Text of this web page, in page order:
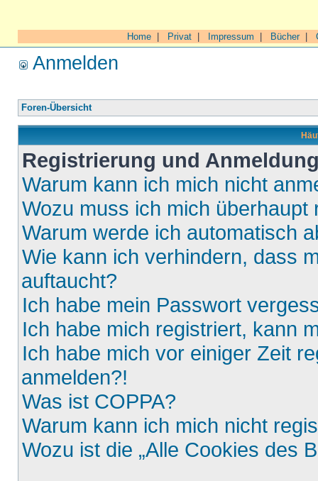
Home Privat Impressum Bücher|
Anmelden
Foren-Übersicht
Registrierung und
Warum kann ich mich nicht
Wozu muss ich mich überhaupt
Warum werde ich automatisch
Wie kann ich verhindern, dass
auftaucht?
Ich habe mein Passwort
Ich habe mich registriert, kann
Ich habe mich vor einiger Zeit
anmelden?!
Was ist COPPA?
Warum kann ich mich nicht
Wozu ist die „Alle Cookies des